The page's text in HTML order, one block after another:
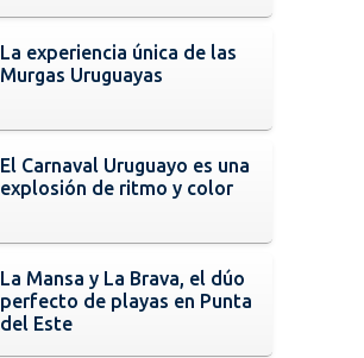
La experiencia única de las
Murgas Uruguayas
El Carnaval Uruguayo es una
explosión de ritmo y color
La Mansa y La Brava, el dúo
perfecto de playas en Punta
del Este